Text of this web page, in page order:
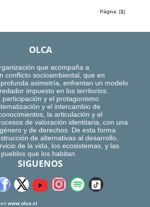
Página: [1]
OLCA
que acompaña a
conflicto socioambiental, que en
asimetría, enfrentan un modelo
impuesto en los territorios.
participación y el protagonismo
y el intercambio de
la articulación y el
de valoración identitaria, con una
y de derechos. De esta forma
de alternativas al desarrollo,
de la vida, los ecosistemas, y las
que los habitan.
SIGUENOS
en www.olca.cl